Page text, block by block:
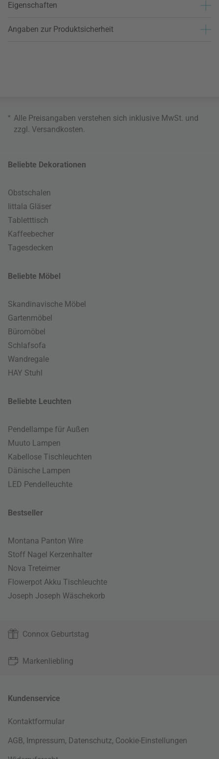
Eigenschaften
Angaben zur Produktsicherheit
* Alle Preisangaben verstehen sich inklusive MwSt. und
zzgl. Versandkosten
Beliebte Dekorationen
Obstschalen
Iittala Gläser
Tabletttisch
Kaffeebecher
Tagesdecken
Beliebte Möbel
Skandinavische Möbel
Gartenmöbel
Büromöbel
Schlafsofa
Wandregale
HAY Stuhl
Beliebte Leuchten
Pendellampe für Außen
Muuto Lampen
Kabellose Tischleuchten
Dänische Lampen
LED Pendelleuchte
Bestseller
Montana Panton Wire
Stoff Nagel Kerzenhalter
Nova Treteimer
Flowerpot Akku Tischleuchte
Joseph Joseph Wäschekorb
Connox Geburtstag
Markenliebling
Kundenservice
Kontaktformular
AGB, Impressum, Datenschutz, Cookie-Einstellungen